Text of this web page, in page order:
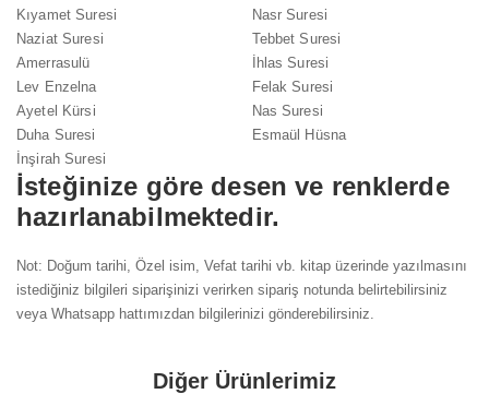
Kıyamet Suresi
Naziat Suresi
Amerrasulü
Lev Enzelna
Ayetel Kürsi
Duha Suresi
İnşirah Suresi
Nasr Suresi
Tebbet Suresi
İhlas Suresi
Felak Suresi
Nas Suresi
Esmaül Hüsna
İsteğinize göre desen ve renklerde
hazırlanabilmektedir.
Not: Doğum tarihi, Özel isim, Vefat tarihi vb. kitap üzerinde yazılmasını
istediğiniz bilgileri siparişinizi verirken sipariş notunda belirtebilirsiniz
veya Whatsapp hattımızdan bilgilerinizi gönderebilirsiniz.
Diğer Ürünlerimiz